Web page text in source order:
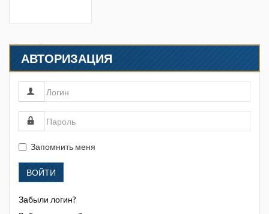
АВТОРИЗАЦИЯ
Запомнить меня
ВОЙТИ
Забыли логин?